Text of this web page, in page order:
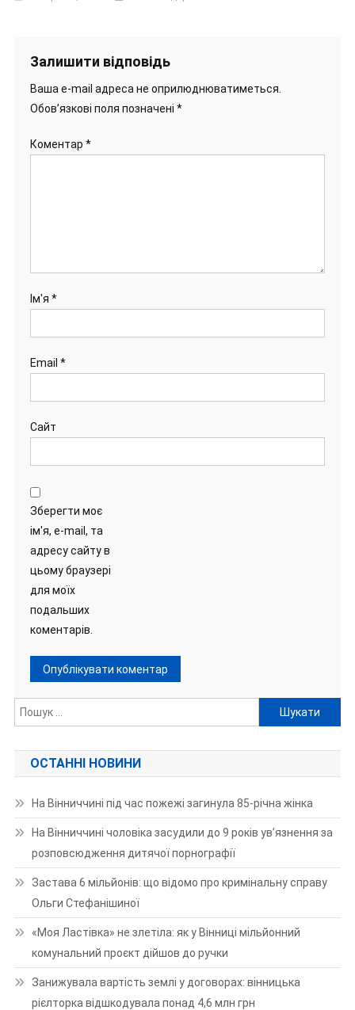
Залишити відповідь
Ваша e-mail адреса не оприлюднюватиметься.
Обов’язкові поля позначені *
Коментар *
Ім'я *
Email *
Сайт
Зберегти моє
ім'я, e-mail, та
адресу сайту в
цьому браузері
для моїх
подальших
коментарів.
Пошук:
ОСТАННІ НОВИНИ
На Вінниччині під час пожежі загинула 85-річна жінка
На Вінниччині чоловіка засудили до 9 років ув’язнення за
розповсюдження дитячої порнографії
Застава 6 мільйонів: що відомо про кримінальну справу
Ольги Стефанішиної
«Моя Ластівка» не злетіла: як у Вінниці мільйонний
комунальний проєкт дійшов до ручки
Занижувала вартість землі у договорах: вінницька
рієлторка відшкодувала понад 4,6 млн грн